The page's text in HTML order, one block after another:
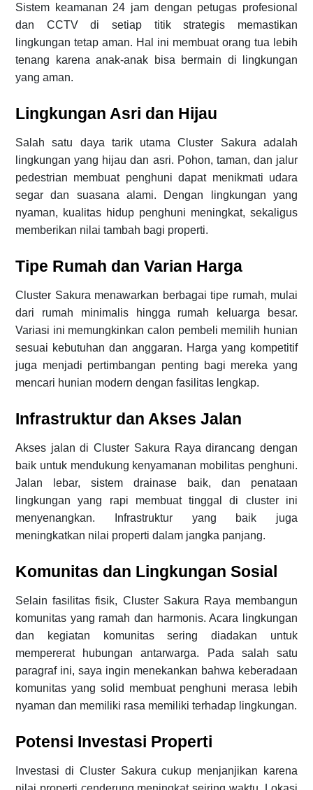
Sistem keamanan 24 jam dengan petugas profesional
dan CCTV di setiap titik strategis memastikan
lingkungan tetap aman. Hal ini membuat orang tua lebih
tenang karena anak-anak bisa bermain di lingkungan
yang aman.
Lingkungan Asri dan Hijau
Salah satu daya tarik utama Cluster Sakura adalah
lingkungan yang hijau dan asri. Pohon, taman, dan jalur
pedestrian membuat penghuni dapat menikmati udara
segar dan suasana alami. Dengan lingkungan yang
nyaman, kualitas hidup penghuni meningkat, sekaligus
memberikan nilai tambah bagi properti.
Tipe Rumah dan Varian Harga
Cluster Sakura menawarkan berbagai tipe rumah, mulai
dari rumah minimalis hingga rumah keluarga besar.
Variasi ini memungkinkan calon pembeli memilih hunian
sesuai kebutuhan dan anggaran. Harga yang kompetitif
juga menjadi pertimbangan penting bagi mereka yang
mencari hunian modern dengan fasilitas lengkap.
Infrastruktur dan Akses Jalan
Akses jalan di Cluster Sakura Raya dirancang dengan
baik untuk mendukung kenyamanan mobilitas penghuni.
Jalan lebar, sistem drainase baik, dan penataan
lingkungan yang rapi membuat tinggal di cluster ini
menyenangkan. Infrastruktur yang baik juga
meningkatkan nilai properti dalam jangka panjang.
Komunitas dan Lingkungan Sosial
Selain fasilitas fisik, Cluster Sakura Raya membangun
komunitas yang ramah dan harmonis. Acara lingkungan
dan kegiatan komunitas sering diadakan untuk
mempererat hubungan antarwarga. Pada salah satu
paragraf ini, saya ingin menekankan bahwa keberadaan
komunitas yang solid membuat penghuni merasa lebih
nyaman dan memiliki rasa memiliki terhadap lingkungan.
Potensi Investasi Properti
Investasi di Cluster Sakura cukup menjanjikan karena